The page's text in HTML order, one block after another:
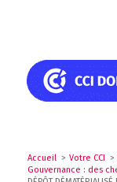
Accueil > Votre CCI >
Gouvernance : des